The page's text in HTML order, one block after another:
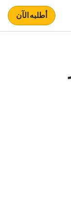
أطلبه الآن